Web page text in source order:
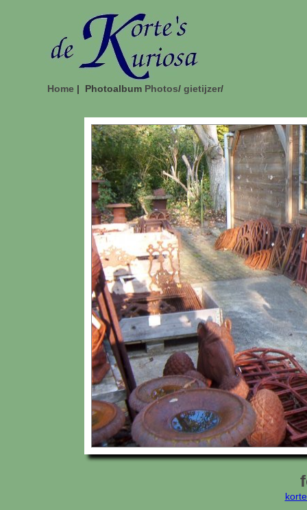
Home | Photoalbum Photos/ gietijzer/